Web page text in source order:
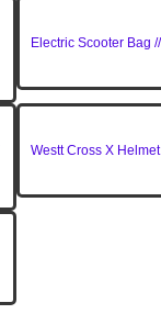
Electric Scooter Bag
Westt Cross X